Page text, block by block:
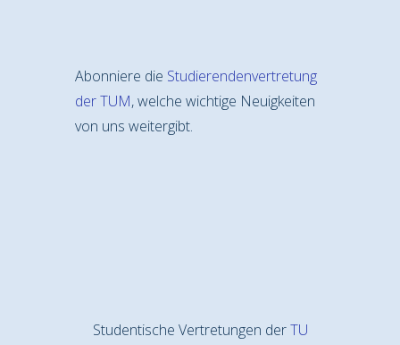
Abonniere die Studierendenvertretung
der TUM, welche wichtige Neuigkeiten
von uns weitergibt.
Studentische Vertretungen derTU